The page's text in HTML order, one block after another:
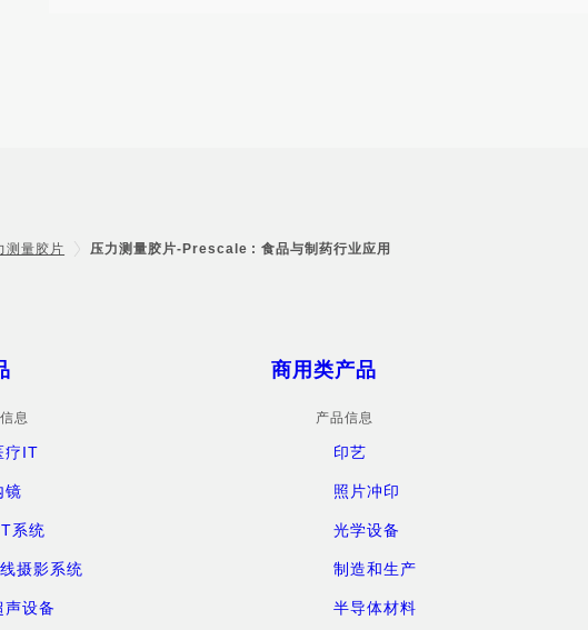
测量胶片 压力测量胶片-Prescale : 食品与制药行业应用
息
疗IT
镜
系统
摄影系统
声设备
商用类产品
产品信息
印艺
照片冲印
光学设备
制造和生产
半导体材料